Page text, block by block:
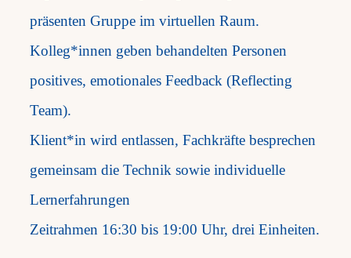
präsenten Gruppe im virtuellen Raum.
Kolleg*innen geben behandelten Personen
positives, emotionales Feedback (Reflecting
Team).
Klient*in wird entlassen, Fachkräfte besprechen
gemeinsam die Technik sowie individuelle
Lernerfahrungen
Zeitrahmen 16:30 bis 19:00 Uhr, drei Einheiten.